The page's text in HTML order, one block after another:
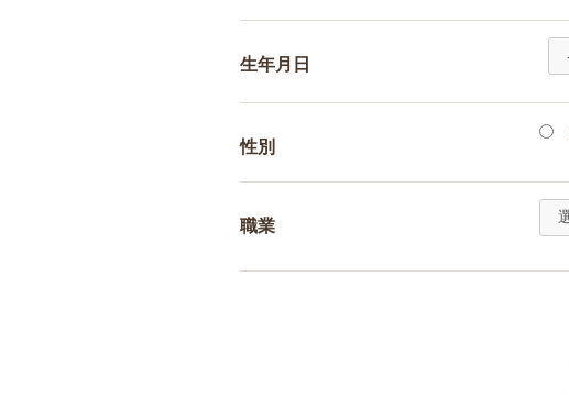
生年月日
性別
職業